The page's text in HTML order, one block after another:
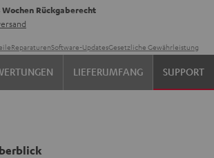
Rückgaberecht
ReparaturenSoftware-UpdatesGesetzliche Gewährleistung
LIEFERUMFANG SUPPORT